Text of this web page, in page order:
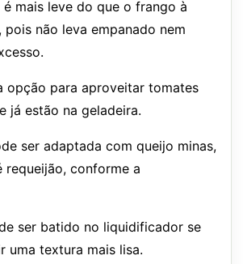
é mais leve do que o frango à
pois não leva empanado nem
opção para aproveitar tomates
já estão na geladeira.
ser adaptada com queijo minas,
requeijão, conforme a
ser batido no liquidificador se
uma textura mais lisa.